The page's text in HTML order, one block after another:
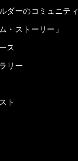
ダーのコミュニティ
・ストーリー」
ス
リー
ト